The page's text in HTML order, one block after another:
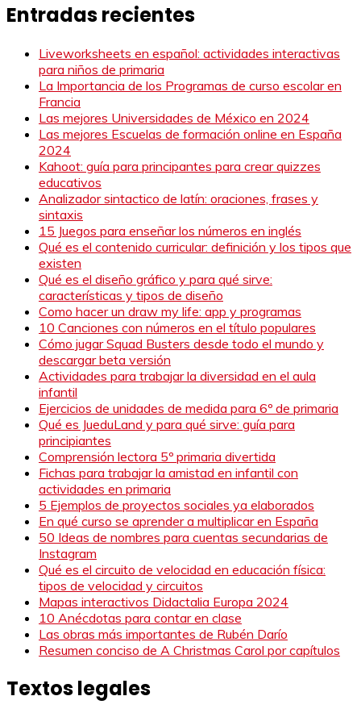
Entradas recientes
Liveworksheets en español: actividades interactivas
para niños de primaria
La Importancia de los Programas de curso escolar en
Francia
Las mejores Universidades de México en 2024
Las mejores Escuelas de formación online en España
2024
Kahoot: guía para principantes para crear quizzes
educativos
Analizador sintactico de latín: oraciones, frases y
sintaxis
15 Juegos para enseñar los números en inglés
Qué es el contenido curricular: definición y los tipos que
existen
Qué es el diseño gráfico y para qué sirve:
características y tipos de diseño
Como hacer un draw my life: app y programas
10 Canciones con números en el título populares
Cómo jugar Squad Busters desde todo el mundo y
descargar beta versión
Actividades para trabajar la diversidad en el aula
infantil
Ejercicios de unidades de medida para 6º de primaria
Qué es JueduLand y para qué sirve: guía para
principiantes
Comprensión lectora 5º primaria divertida
Fichas para trabajar la amistad en infantil con
actividades en primaria
5 Ejemplos de proyectos sociales ya elaborados
En qué curso se aprender a multiplicar en España
50 Ideas de nombres para cuentas secundarias de
Instagram
Qué es el circuito de velocidad en educación física:
tipos de velocidad y circuitos
Mapas interactivos Didactalia Europa 2024
10 Anécdotas para contar en clase
Las obras más importantes de Rubén Darío
Resumen conciso de A Christmas Carol por capítulos
Textos legales